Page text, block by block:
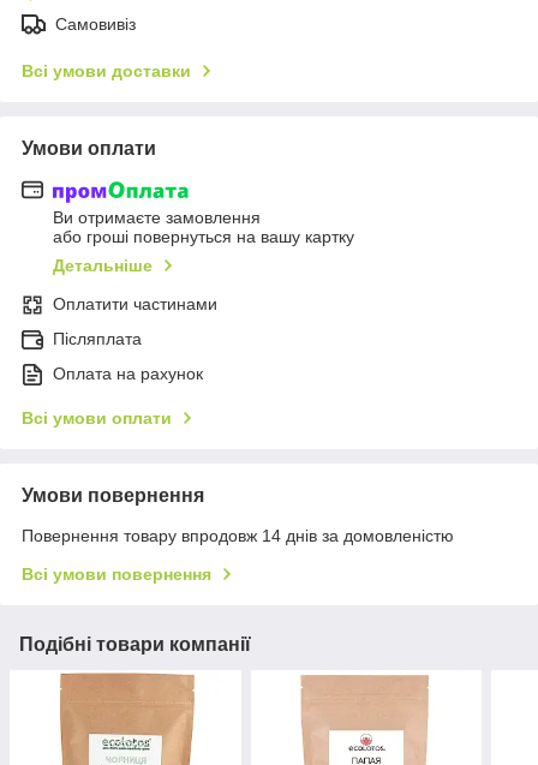
Самовивіз
Всі умови доставки
Умови оплати
Ви отримаєте замовлення
або гроші повернуться на вашу картку
Детальніше
Оплатити частинами
Післяплата
Оплата на рахунок
Всі умови оплати
Умови повернення
Повернення товару впродовж 14 днів за домовленістю
Всі умови повернення
Подібні товари компанії